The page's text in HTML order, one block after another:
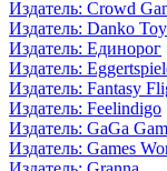
Издатель: Crowd
Издатель: Danko
Издатель: Единорог
Издатель:
Издатель: Fantasy
Издатель: Feelindigo
Издатель: GaGa
Издатель: Games